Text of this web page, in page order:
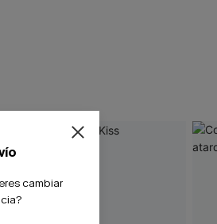
cambiar
sin compra mínima